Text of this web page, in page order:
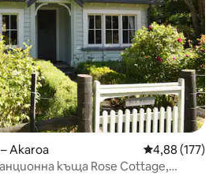
Akaroa Средна
4,88 (177)
къща Rose Cottage,